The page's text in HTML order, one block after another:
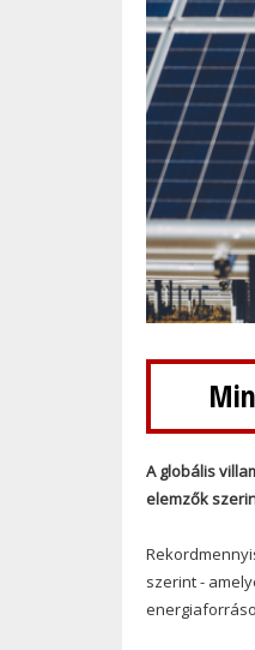
A globális
elemzők
szerint -